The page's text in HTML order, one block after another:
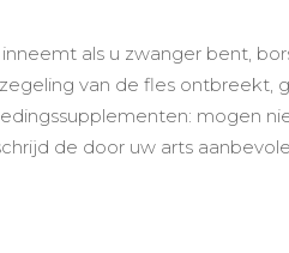
als u zwanger bent,
van de fles
mogen
de door uw arts